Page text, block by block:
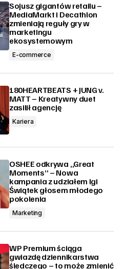
Sojusz gigantów retailu –
MediaMarkt i Decathlon
zmieniają reguły gry w
marketingu
ekosystemowym
E-commerce
180HEARTBEATS + JUNG v.
MATT – Kreatywny duet
zasilił agencję
Kariera
OSHEE odkrywa „Great
Moments” – Nowa
kampania z udziałem Igi
Świątek głosem młodego
pokolenia
Marketing
WP Premium ściąga
gwiazdę dziennikarstwa
śledczego – to może zmienić